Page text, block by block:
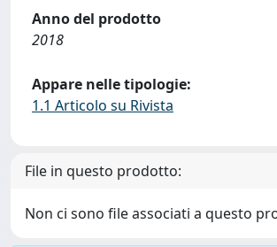
Anno del prodotto
2018
Appare nelle tipologie:
1.1 Articolo su Rivista
File in questo prodotto:
Non ci sono file associati a questo